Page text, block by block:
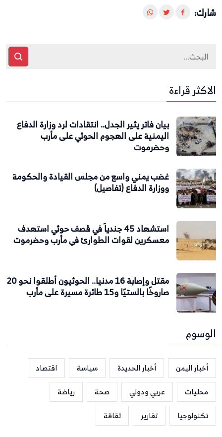
شارك:
الاكثر قراءة
بيان فاتر يثير الجدل.. انتقادات لرد وزارة الدفاع
اليمنية على الهجوم الحوثي على مأرب
وحضرموت
غضب يمني واسع من مجلس القيادة والحكومة
ووزارة الدفاع (تفاصيل)
استشهاد 45 جندياً في قصف حوثي استهدف
معسكرين لقوات الطوارئ في مأرب وحضرموت
مقتل وإصابة 16 مدنيا.. الحوثيون أطلقوا نحو 20
صاروخًا بالستيًا و15 طائرة مسيرة على مأرب
الوسوم
أخبار اليمن أخبار الحديدة سياسة
اقتصاد
محليات
عربي ودولي صحة
رياضة
تكنولوجيا
تقارير ثقافة